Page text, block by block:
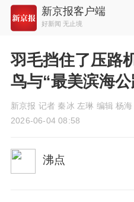
新京报客户端
好新闻 无止境
羽毛挡住了压路
鸟与“最美滨海
新京报 记者 秦冰 左琳 编辑 杨海
2026-06-04 08:58
沸点